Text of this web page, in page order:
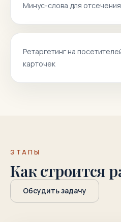
Минус-слова для
Ретаргетинг на
карточек
ЭТАПЫ
Как строится
Обсудить задачу